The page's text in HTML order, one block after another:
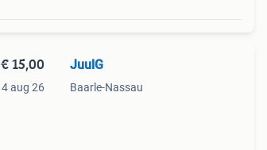
€ 15,00
4 aug 26
JuulG
Baarle-Nassau